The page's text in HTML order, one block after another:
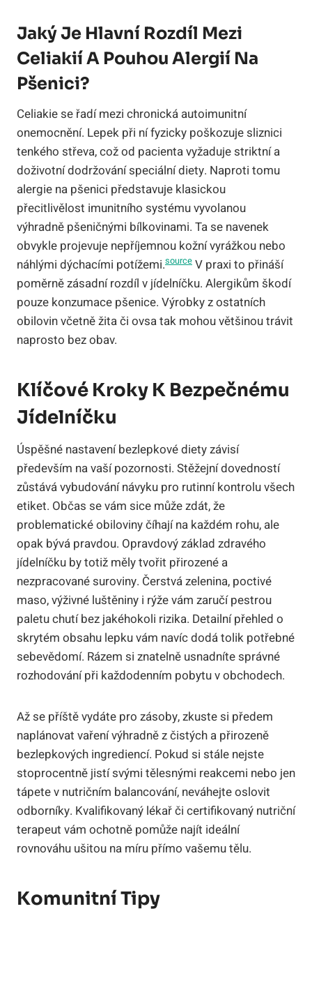
Jaký Je Hlavní Rozdíl Mezi
Celiakií A Pouhou Alergií Na
Pšenici?
Celiakie se řadí mezi chronická autoimunitní
onemocnění. Lepek při ní fyzicky poškozuje sliznici
tenkého střeva, což od pacienta vyžaduje striktní a
doživotní dodržování speciální diety. Naproti tomu
alergie na pšenici představuje klasickou
přecitlivělost imunitního systému vyvolanou
výhradně pšeničnými bílkovinami. Ta se navenek
obvykle projevuje nepříjemnou kožní vyrážkou nebo
náhlými dýchacími potížemi.source V praxi to přináší
poměrně zásadní rozdíl v jídelníčku. Alergikům škodí
pouze konzumace pšenice. Výrobky z ostatních
obilovin včetně žita či ovsa tak mohou většinou trávit
naprosto bez obav.
Klíčové Kroky K Bezpečnému
Jídelníčku
Úspěšné nastavení bezlepkové diety závisí
především na vaší pozornosti. Stěžejní dovedností
zůstává vybudování návyku pro rutinní kontrolu všech
etiket. Občas se vám sice může zdát, že
problematické obiloviny číhají na každém rohu, ale
opak bývá pravdou. Opravdový základ zdravého
jídelníčku by totiž měly tvořit přirozené a
nezpracované suroviny. Čerstvá zelenina, poctivé
maso, výživné luštěniny i rýže vám zaručí pestrou
paletu chutí bez jakéhokoli rizika. Detailní přehled o
skrytém obsahu lepku vám navíc dodá tolik potřebné
sebevědomí. Rázem si znatelně usnadníte správné
rozhodování při každodenním pobytu v obchodech.
Až se příště vydáte pro zásoby, zkuste si předem
naplánovat vaření výhradně z čistých a přirozeně
bezlepkových ingrediencí. Pokud si stále nejste
stoprocentně jistí svými tělesnými reakcemi nebo jen
tápete v nutričním balancování, neváhejte oslovit
odborníky. Kvalifikovaný lékař či certifikovaný nutriční
terapeut vám ochotně pomůže najít ideální
rovnováhu ušitou na míru přímo vašemu tělu.
Komunitní Tipy